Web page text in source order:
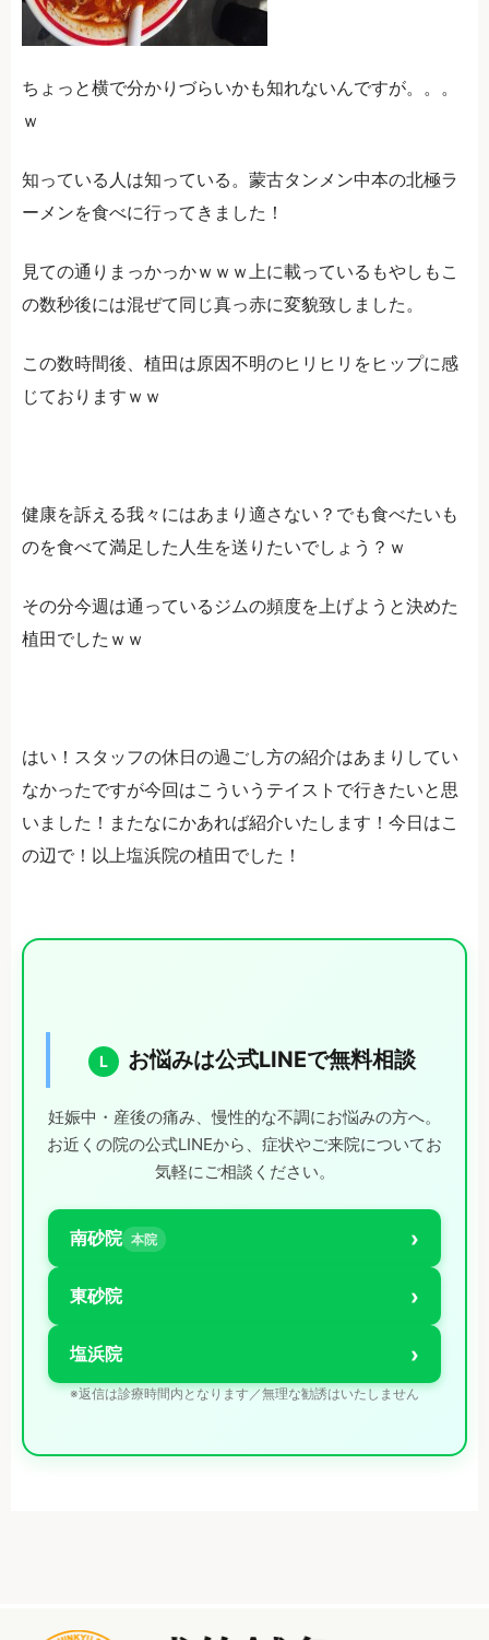
ちょっと横で分かりづらいかも知れないんですが。。。
ｗ
知っている人は知っている。蒙古タンメン中本の北極ラ
ーメンを食べに行ってきました！
見ての通りまっかっかｗｗｗ上に載っているもやしもこ
の数秒後には混ぜて同じ真っ赤に変貌致しました。
この数時間後、植田は原因不明のヒリヒリをヒップに感
じておりますｗｗ
健康を訴える我々にはあまり適さない？でも食べたいも
のを食べて満足した人生を送りたいでしょう？ｗ
その分今週は通っているジムの頻度を上げようと決めた
植田でしたｗｗ
はい！スタッフの休日の過ごし方の紹介はあまりしてい
なかったですが今回はこういうテイストで行きたいと思
いました！またなにかあれば紹介いたします！今日はこ
の辺で！以上塩浜院の植田でした！
L お悩みは公式LINEで無料相談
妊娠中・産後の痛み、慢性的な不調にお悩みの方へ。
お近くの院の公式LINEから、症状やご来院についてお
気軽にご相談ください。
南砂院 本院 ›
東砂院 ›
塩浜院 ›
※返信は診療時間内となります／無理な勧誘はいたしません